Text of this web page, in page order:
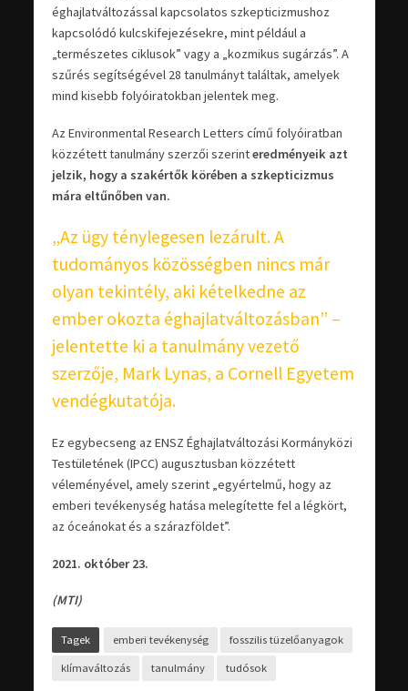
éghajlatváltozással kapcsolatos szkepticizmushoz
kapcsolódó kulcskifejezésekre, mint például a
„természetes ciklusok” vagy a „kozmikus sugárzás”. A
szűrés segítségével 28 tanulmányt találtak, amelyek
mind kisebb folyóiratokban jelentek meg.
Az Environmental Research Letters című folyóiratban
közzétett tanulmány szerzői szerinteredményeik azt
jelzik, hogy a szakértők körében a szkepticizmus
mára eltűnőben van.
„Az ügy ténylegesen lezárult. A
tudományos közösségben nincs már
olyan tekintély, aki kételkedne az
ember okozta éghajlatváltozásban” –
jelentette ki a tanulmány vezető
szerzője, Mark Lynas, a Cornell Egyetem
vendégkutatója.
Ez egybecseng az ENSZ Éghajlatváltozási Kormányközi
Testületének (IPCC) augusztusban közzétett
véleményével, amely szerint „egyértelmű, hogy az
emberi tevékenység hatása melegítette fel a légkört,
az óceánokat és a szárazföldet”.
2021. október 23.
(MTI)
Tagek emberi tevékenység fosszilis tüzelőanyagok
klímaváltozás tanulmány tudósok